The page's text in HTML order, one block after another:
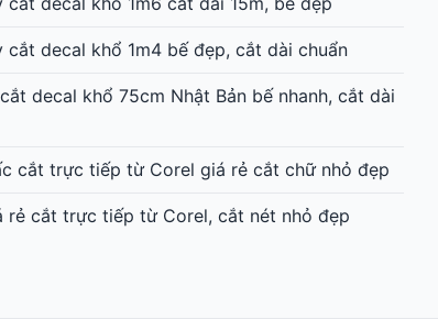
cắt decal khổ 1m4 bế đẹp, cắt dài chuẩn
decal khổ 75cm Nhật Bản bế nhanh, cắt dài
cắt trực tiếp từ Corel giá rẻ cắt chữ nhỏ đẹp
rẻ cắt trực tiếp từ Corel, cắt nét nhỏ đẹp